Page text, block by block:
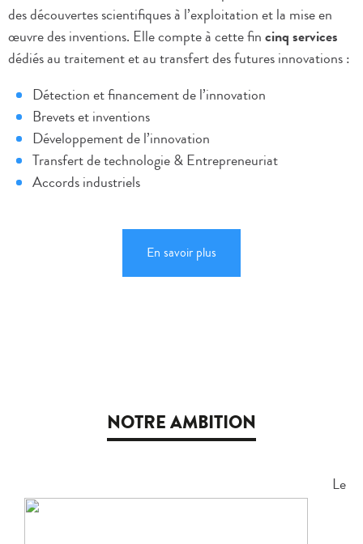
des découvertes scientifiques à l’exploitation et la mise en
œuvre des inventions. Elle compte à cette fincinq services
dédiés au traitement et au transfert des futures innovations :
Détection et financement de l’innovation
Brevets et inventions
Développement de l’innovation
Transfert de technologie & Entrepreneuriat
Accords industriels
En savoir plus
NOTRE AMBITION
Le